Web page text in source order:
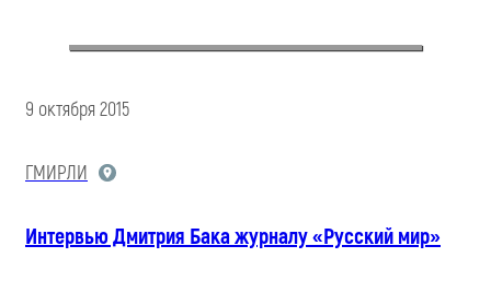
9 октября 2015
ГМИРЛИ
Интервью Дмитрия Бака журналу «Русский мир»